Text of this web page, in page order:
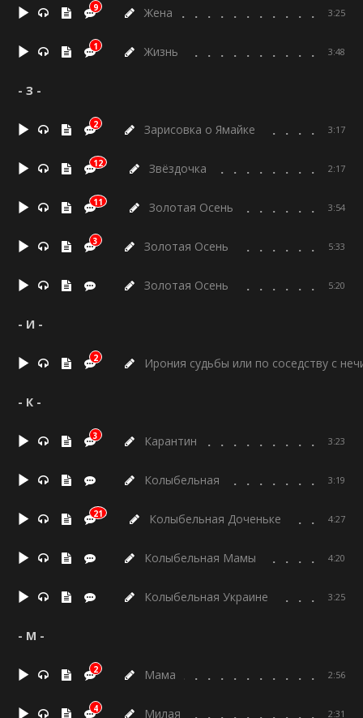
9 Жена 3:25
1 Жизнь 3:48
- З -
2 Зарисовка о Ямайке 3:17
12 Звёздочка 2:17
11 Золотая Осень 3:54
3 Золотая Осень 5:33
Золотая Осень 5:20
- И -
2 Ирония судьбы или по соседству с
- К -
3 Карантин 3:23
Колыбельная 3:19
21 Колыбельная Доченьке 4:27
Колыбельная Мамы 4:20
Колыбельная Украине 3:25
- М -
2 Мама 2:56
4 Милая 2:31